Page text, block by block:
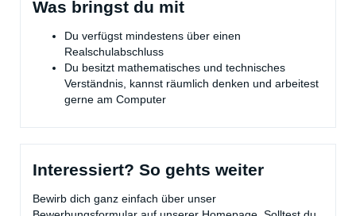
Was bringst du mit
Du verfügst mindestens über einen
Realschulabschluss
Du besitzt mathematisches und technisches
Verständnis, kannst räumlich denken und arbeitest
gerne am Computer
Interessiert? So gehts weiter
Bewirb dich ganz einfach über unser